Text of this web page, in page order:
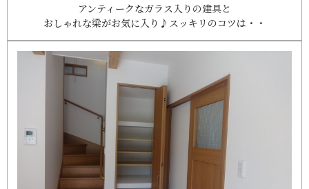
アンティークなガラス入りの建具と
おしゃれな梁がお気に入り♪スッキリのコツは・・